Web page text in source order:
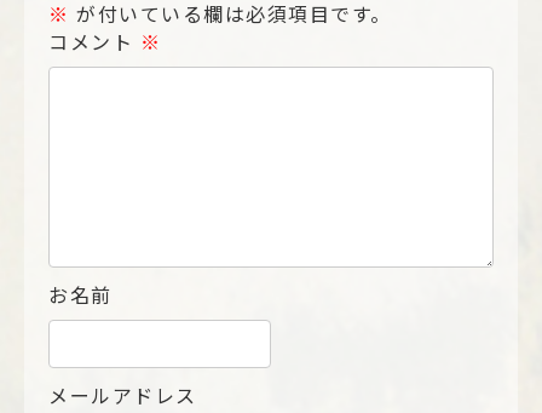
※ が付いている欄は必須項目です。
コメント ※
お名前
メールアドレス